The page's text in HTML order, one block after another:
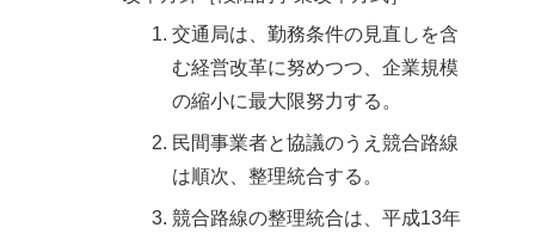
交通局は、勤務条件の見直しを含
む経営改革に努めつつ、企業規模
の縮小に最大限努力する。
民間事業者と協議のうえ競合路線
は順次、整理統合する。
競合路線の整理統合は、平成13年